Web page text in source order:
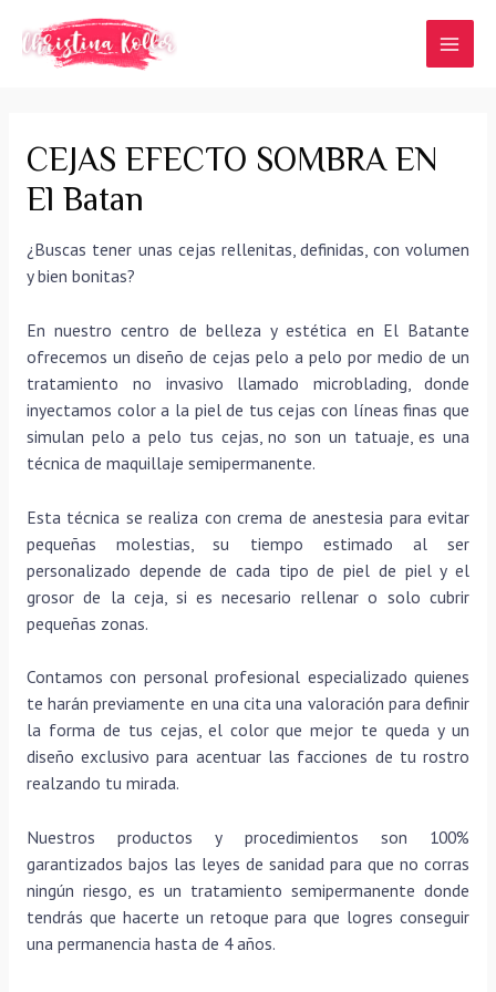
contenido
CEJAS EFECTO SOMBRA EN
El Batan
¿Buscas tener unas cejas rellenitas, definidas, con volumen
y bien bonitas?
En nuestro centro de belleza y estética en El Batante
ofrecemos un diseño de cejas pelo a pelo por medio de un
tratamiento no invasivo llamado microblading, donde
inyectamos color a la piel de tus cejas con líneas finas que
simulan pelo a pelo tus cejas, no son un tatuaje, es una
técnica de maquillaje semipermanente.
Esta técnica se realiza con crema de anestesia para evitar
pequeñas molestias, su tiempo estimado al ser
personalizado depende de cada tipo de piel de piel y el
grosor de la ceja, si es necesario rellenar o solo cubrir
pequeñas zonas.
Contamos con personal profesional especializado quienes
te harán previamente en una cita una valoración para definir
la forma de tus cejas, el color que mejor te queda y un
diseño exclusivo para acentuar las facciones de tu rostro
realzando tu mirada.
Nuestros productos y procedimientos son 100%
garantizados bajos las leyes de sanidad para que no corras
ningún riesgo, es un tratamiento semipermanente donde
tendrás que hacerte un retoque para que logres conseguir
una permanencia hasta de 4 años.